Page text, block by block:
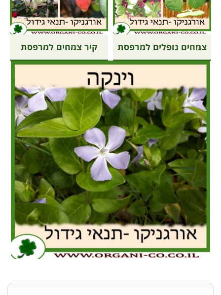
צמחים נופלים למרפסת קיר צמחים למרפסת